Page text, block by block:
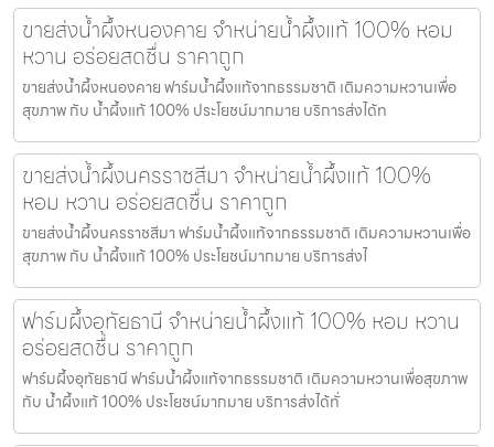
ขายส่งน้ำผึ้งหนองคาย จำหน่ายน้ำผึ้งแท้ 100% หอม
หวาน อร่อยสดชื่น ราคาถูก
ขายส่งน้ำผึ้งหนองคาย ฟาร์มน้ำผึ้งแท้จากธรรมชาติ เติมความหวานเพื่อ
สุขภาพ กับ น้ำผึ้งแท้ 100% ประโยชน์มากมาย บริการส่งได้ท
ขายส่งน้ำผึ้งนครราชสีมา จำหน่ายน้ำผึ้งแท้ 100%
หอม หวาน อร่อยสดชื่น ราคาถูก
ขายส่งน้ำผึ้งนครราชสีมา ฟาร์มน้ำผึ้งแท้จากธรรมชาติ เติมความหวานเพื่อ
สุขภาพ กับ น้ำผึ้งแท้ 100% ประโยชน์มากมาย บริการส่งไ
ฟาร์มผึ้งอุทัยธานี จำหน่ายน้ำผึ้งแท้ 100% หอม หวาน
อร่อยสดชื่น ราคาถูก
ฟาร์มผึ้งอุทัยธานี ฟาร์มน้ำผึ้งแท้จากธรรมชาติ เติมความหวานเพื่อสุขภาพ
กับ น้ำผึ้งแท้ 100% ประโยชน์มากมาย บริการส่งได้ทั่